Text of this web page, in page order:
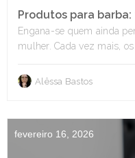
Produtos para barba:
Engana-se quem ainda
mulher. Cada vez mais, os
Alêssa Bastos
fevereiro 16, 2026